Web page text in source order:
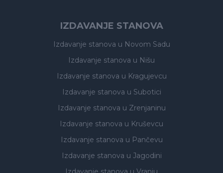
IZDAVANJE STANOVA
Izdavanje stanova u Novom Sadu
Izdavanje stanova u Nišu
Izdavanje stanova u Kragujevcu
Izdavanje stanova u Subotici
Izdavanje stanova u Zrenjaninu
Izdavanje stanova u Kruševcu
Izdavanje stanova u Pančevu
Izdavanje stanova u Jagodini